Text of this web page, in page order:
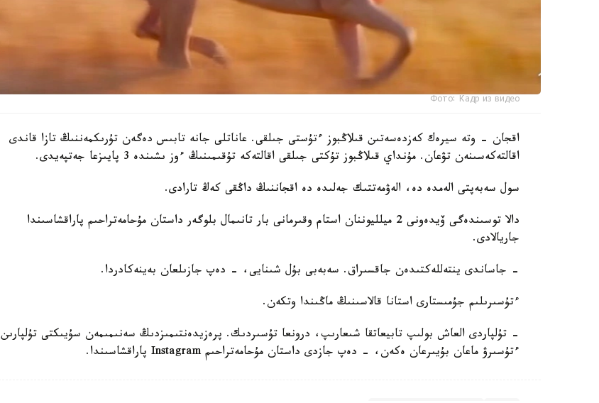
Фото: Кадр из видео
اقجان - وتە سيرەك كەزدەسەتىن قىلاڭبوز ءتۇستى جىلقى. عاناتلى جانە تابىس دەگەن تۇرىكمەننىڭ تازا قاندى
اقالتەكەسىنەن تۋعان. مۇنداي قىلاڭبوز تۇكتى جىلقى اقالتەكە تۇقىمىنىڭ ءوز ىشىندە 3 پايىزعا جەتپەيدى.
سول سەبەپتى الەمدە دە، الەۋمەتتىك جەلىدە دە اقجاننىڭ داڭقى كەڭ تارادى.
دالا توسىندەگى ۆيدەونى 2 ميلليوننان استام وقىرمانى بار تانىمال بلوگەر داستان مۇحامەتراحىم پاراقشاسىندا
جاريالادى.
- جاساندى ينتەللەكتىدەن جاقسىراق. سەبەبى بۇل شىنايى، - دەپ جازىلعان بەينەكادردا.
ءتۇسىرىلىم جۇمىستارى استانا قالاسىنىڭ ماڭىندا وتكەن.
- تۇلپاردى العاش بولىپ تابيعاتقا شىعارىپ، درونعا تۇسىردىك. پرەزيدەنتىمىزدىڭ سەنىمىمەن سۇيىكتى تۇلپارىن
ءتۇسىرۋ ماعان بۇيىرعان ەكەن، - دەپ جازدى داستان مۇحامەتراحىم Instagram پاراقشاسىندا.